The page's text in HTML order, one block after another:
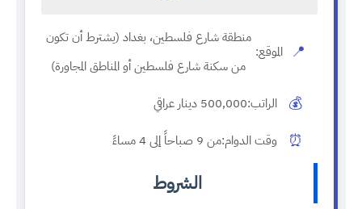
📍 الموقع:
منطقة شارع فلسطين، بغداد (يشترط أن تكون
من سكنة شارع فلسطين أو المناطق المجاورة)
💰 الراتب:500,000 دينار عراقي
⏰ وقت الدوام:من 9 صباحاً إلى 4 مساءً
الشروط